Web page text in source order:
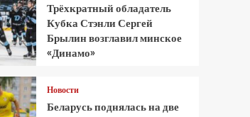
Трёхкратный обладатель
Кубка Стэнли Сергей
Брылин возглавил минское
«Динамо»
Новости
Беларусь поднялась на две